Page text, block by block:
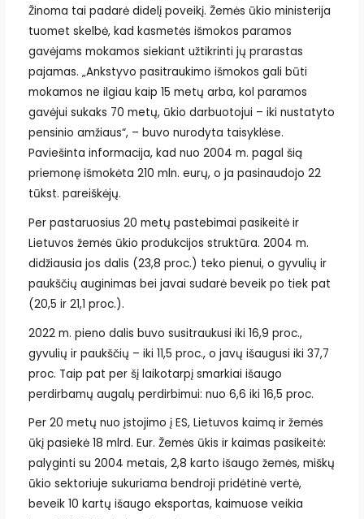
Žinoma tai padarė didelį poveikį. Žemės ūkio ministerija
tuomet skelbė, kad kasmetės išmokos paramos
gavėjams mokamos siekiant užtikrinti jų prarastas
pajamas. „Ankstyvo pasitraukimo išmokos gali būti
mokamos ne ilgiau kaip 15 metų arba, kol paramos
gavėjui sukaks 70 metų, ūkio darbuotojui – iki nustatyto
pensinio amžiaus“, – buvo nurodyta taisyklėse.
Paviešinta informacija, kad nuo 2004 m. pagal šią
priemonę išmokėta 210 mln. eurų, o ja pasinaudojo 22
tūkst. pareiškėjų.
Per pastaruosius 20 metų pastebimai pasikeitė ir
Lietuvos žemės ūkio produkcijos struktūra. 2004 m.
didžiausia jos dalis (23,8 proc.) teko pienui, o gyvulių ir
paukščių auginimas bei javai sudarė beveik po tiek pat
(20,5 ir 21,1 proc.).
2022 m. pieno dalis buvo susitraukusi iki 16,9 proc.,
gyvulių ir paukščių – iki 11,5 proc., o javų išaugusi iki 37,7
proc. Taip pat per šį laikotarpį smarkiai išaugo
perdirbamų augalų perdirbimui: nuo 6,6 iki 16,5 proc.
Per 20 metų nuo įstojimo į ES, Lietuvos kaimą ir žemės
ūkį pasiekė 18 mlrd. Eur. Žemės ūkis ir kaimas pasikeitė:
palyginti su 2004 metais, 2,8 karto išaugo žemės, miškų
ūkio sektoriuje sukuriama bendroji pridėtinė vertė,
beveik 10 kartų išaugo eksportas, kaimuose veikia